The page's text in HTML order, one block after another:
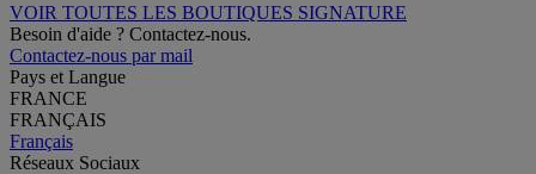
VOIR TOUTES LES BOUTIQUES SIGNATURE
Besoin d'aide ? Contactez-nous.
Contactez-nous par mail
Pays et Langue
FRANCE
FRANÇAIS
Français
Réseaux Sociaux